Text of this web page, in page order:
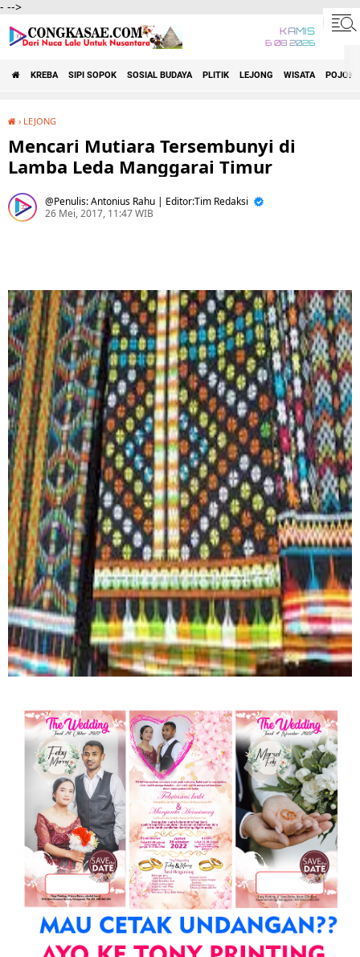
- -->
KAMIS
6 08 2026
KREBA SIPI SOPOK SOSIAL BUDAYA PLITIK LEJONG WISATA POJOK
› LEJONG
Mencari Mutiara Tersembunyi di
Lamba Leda Manggarai Timur
Penulis: Antonius Rahu | Editor:Tim Redaksi
26 Mei, 2017, 11:47 WIB